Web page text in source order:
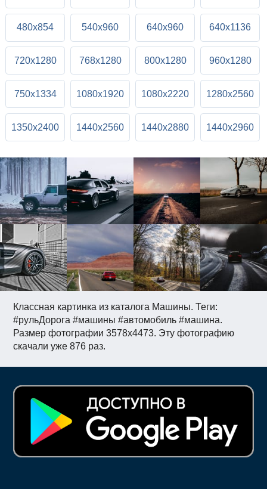
Классная картинка из каталога Машины. Теги:
#рульДорога #машины #автомобиль #машина.
Размер фотографии 3578x4473. Эту фотографию
скачали уже 876 раз.
480x854 540x960 640x960 640x1136
720x1280 768x1280 800x1280 960x1280
750x1334 1080x1920 1080x2220 1280x2560
1350x2400 1440x2560 1440x2880 1440x2960